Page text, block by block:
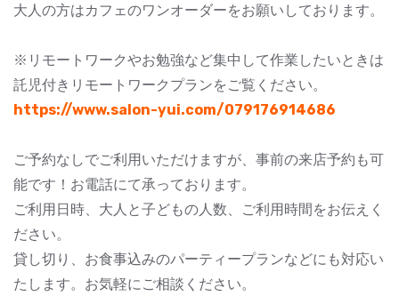
大人の方はカフェのワンオーダーをお願いしております。
※リモートワークやお勉強など集中して作業したいときは
託児付きリモートワークプランをご覧ください。
https://www.salon-yui.com/079176914686
ご予約なしでご利用いただけますが、事前の来店予約も可
能です！お電話にて承っております。
ご利用日時、大人と子どもの人数、ご利用時間をお伝えく
ださい。
貸し切り、お食事込みのパーティープランなどにも対応い
たします。お気軽にご相談ください。